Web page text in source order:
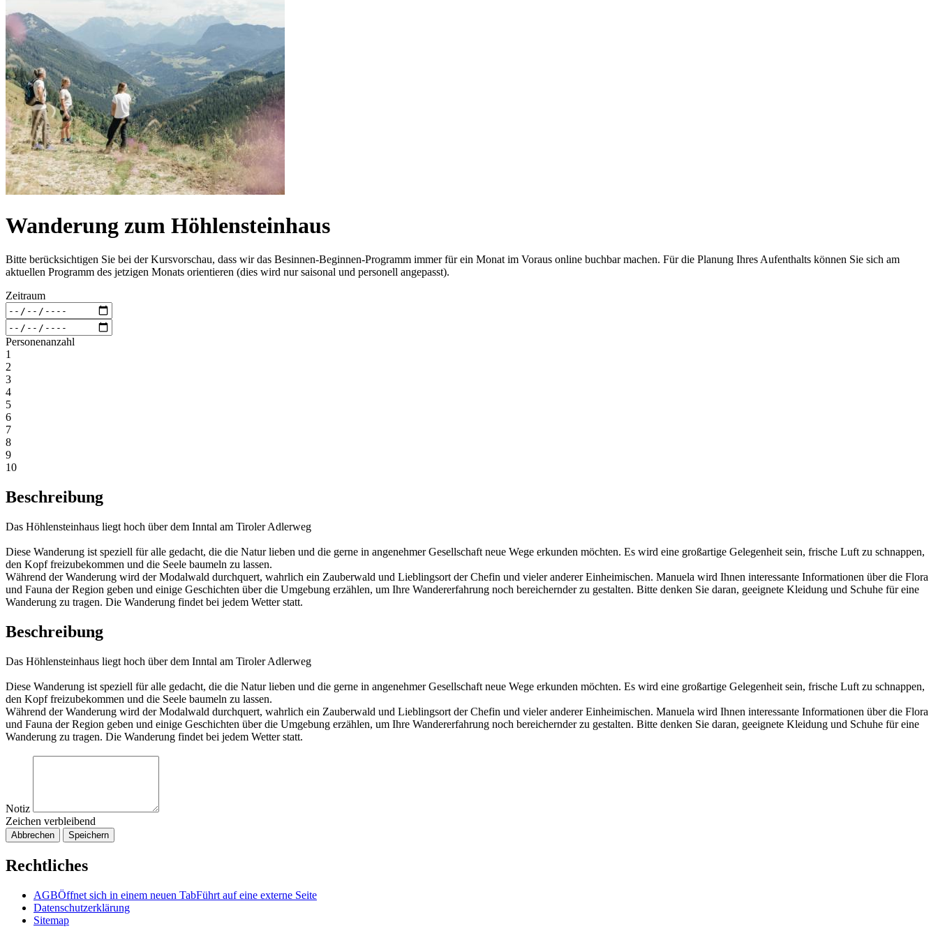
Wanderung zum Höhlensteinhaus
Bitte berücksichtigen Sie bei der Kursvorschau, dass wir das Besinnen-Beginnen-Programm immer für ein Monat im Voraus online buchbar machen. Für die Planung Ihres Aufenthalts können Sie sich am
aktuellen Programm des jetzigen Monats orientieren (dies wird nur saisonal und personell angepasst).
Zeitraum
Personenanzahl
1
2
3
4
5
6
7
8
9
10
Beschreibung
Das Höhlensteinhaus liegt hoch über dem Inntal am Tiroler Adlerweg
Diese Wanderung ist speziell für alle gedacht, die die Natur lieben und die gerne in angenehmer Gesellschaft neue Wege erkunden möchten. Es wird eine großartige Gelegenheit sein, frische Luft zu schnappen,
den Kopf freizubekommen und die Seele baumeln zu lassen.
Während der Wanderung wird der Modalwald durchquert, wahrlich ein Zauberwald und Lieblingsort der Chefin und vieler anderer Einheimischen. Manuela wird Ihnen interessante Informationen über die Flora
und Fauna der Region geben und einige Geschichten über die Umgebung erzählen, um Ihre Wandererfahrung noch bereichernder zu gestalten. Bitte denken Sie daran, geeignete Kleidung und Schuhe für eine
Wanderung zu tragen. Die Wanderung findet bei jedem Wetter statt.
Beschreibung
Das Höhlensteinhaus liegt hoch über dem Inntal am Tiroler Adlerweg
Diese Wanderung ist speziell für alle gedacht, die die Natur lieben und die gerne in angenehmer Gesellschaft neue Wege erkunden möchten. Es wird eine großartige Gelegenheit sein, frische Luft zu schnappen,
den Kopf freizubekommen und die Seele baumeln zu lassen.
Während der Wanderung wird der Modalwald durchquert, wahrlich ein Zauberwald und Lieblingsort der Chefin und vieler anderer Einheimischen. Manuela wird Ihnen interessante Informationen über die Flora
und Fauna der Region geben und einige Geschichten über die Umgebung erzählen, um Ihre Wandererfahrung noch bereichernder zu gestalten. Bitte denken Sie daran, geeignete Kleidung und Schuhe für eine
Wanderung zu tragen. Die Wanderung findet bei jedem Wetter statt.
Notiz
Zeichen verbleibend
Abbrechen Speichern
Rechtliches
AGBÖffnet sich in einem neuen TabFührt auf eine externe Seite
Datenschutzerklärung
Sitemap